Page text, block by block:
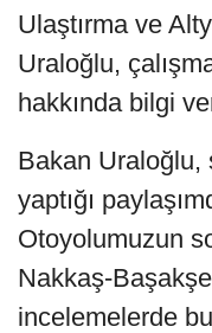
Ulaştırma ve
Uraloğlu,
hakkında bilgi
Bakan Uraloğlu,
yaptığı
Otoyolumuzun
Nakkaş-
incelemelerde